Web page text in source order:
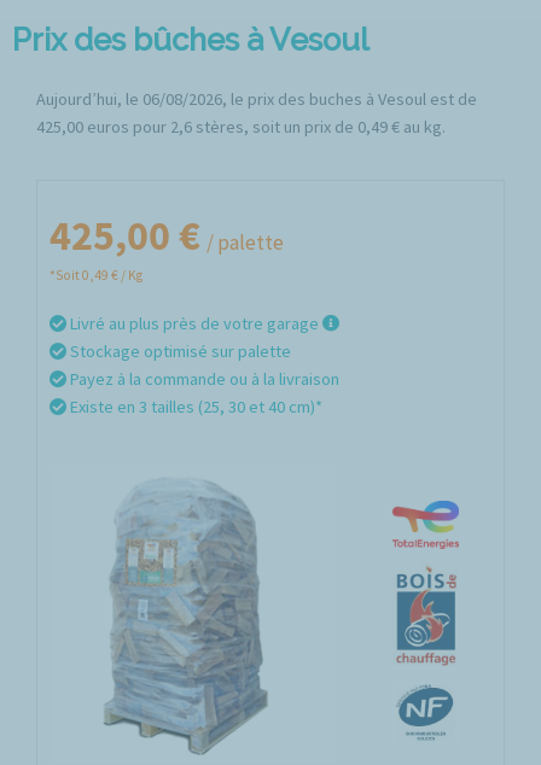
Prix des bûches à Vesoul
Aujourd’hui, le 06/08/2026, le prix des buches à Vesoul est de
425,00 euros pour 2,6 stères, soit un prix de 0,49 € au kg.
425,00 € / palette
*Soit 0,49 € / Kg
Livré au plus près de votre garage
Stockage optimisé sur palette
Payez à la commande ou à la livraison
Existe en 3 tailles (25, 30 et 40 cm)*